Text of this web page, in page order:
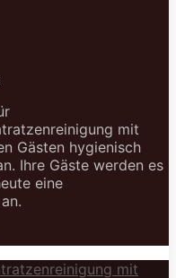
mit
Gästen hygienisch
Ihre Gäste werden es
eine
an.
mit